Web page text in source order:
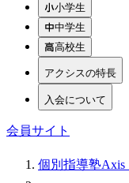
小学生
中学生
高校生
アクシスの特長
入会について
会員サイト
個別指導塾